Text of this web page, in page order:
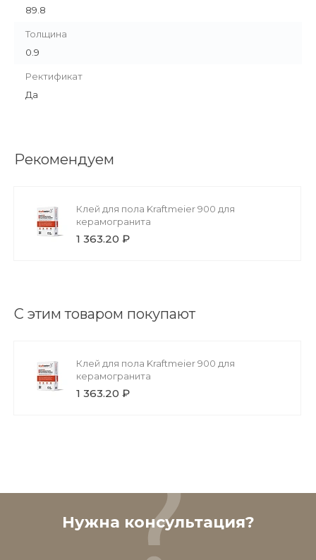
89.8
Толщина
0.9
Ректификат
Да
Рекомендуем
Клей для пола Kraftmeier 900 для
керамогранита
1 363.20 ₽
С этим товаром покупают
Клей для пола Kraftmeier 900 для
керамогранита
1 363.20 ₽
Нужна консультация?